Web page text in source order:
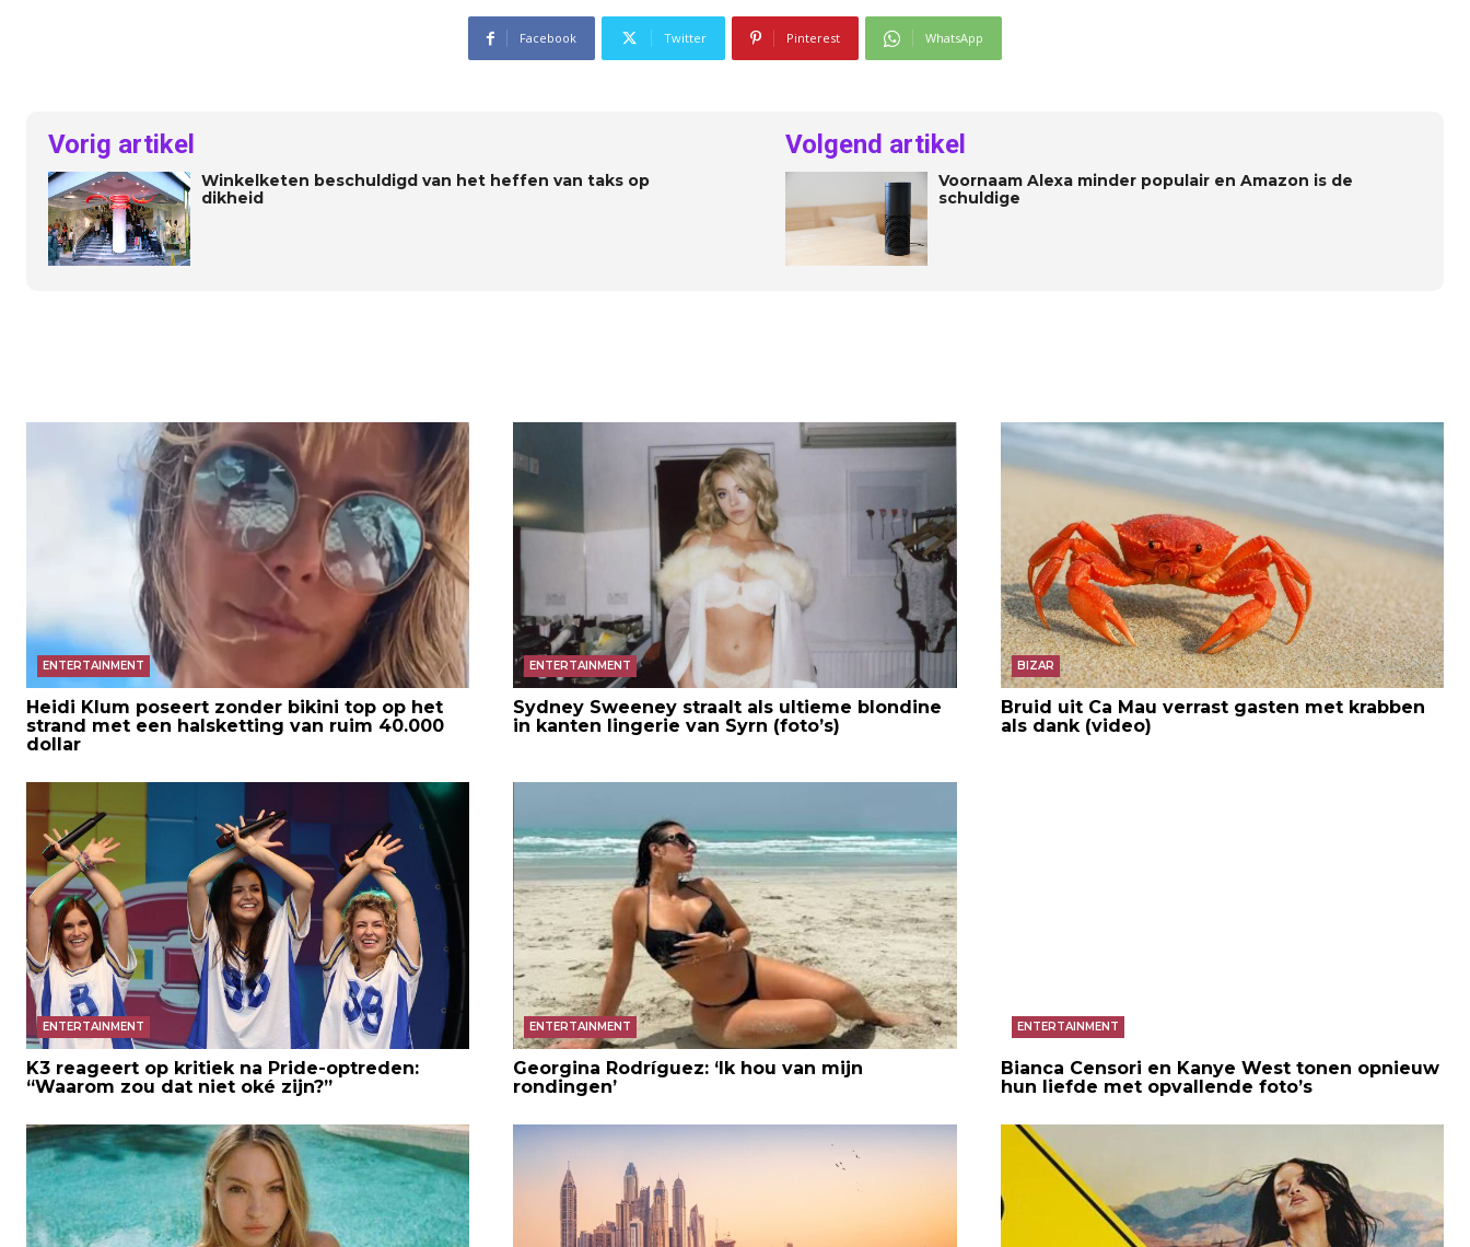
Facebook Twitter Pinterest WhatsApp
Vorig artikel
Winkelketen beschuldigd van het heffen van taks op
dikheid
Volgend artikel
Voornaam Alexa minder populair en Amazon is de
schuldige
ENTERTAINMENT
Heidi Klum poseert zonder bikini top op het
strand met een halsketting van ruim 40.000
dollar
ENTERTAINMENT
Sydney Sweeney straalt als ultieme blondine
in kanten lingerie van Syrn (foto’s)
BIZAR
Bruid uit Ca Mau verrast gasten met krabben
als dank (video)
ENTERTAINMENT
K3 reageert op kritiek na Pride-optreden:
“Waarom zou dat niet oké zijn?”
ENTERTAINMENT
Georgina Rodríguez: ‘Ik hou van mijn
rondingen’
ENTERTAINMENT
Bianca Censori en Kanye West tonen opnieuw
hun liefde met opvallende foto’s